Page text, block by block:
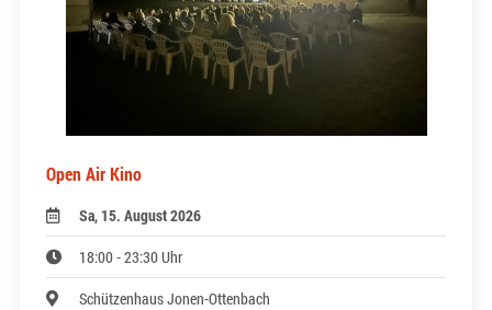
Open Air Kino
Sa, 15. August 2026
18:00 - 23:30 Uhr
Schützenhaus Jonen-Ottenbach